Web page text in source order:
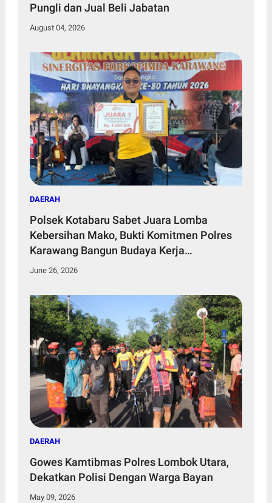
Pungli dan Jual Beli Jabatan
August 04, 2026
DAERAH
Polsek Kotabaru Sabet Juara Lomba
Kebersihan Mako, Bukti Komitmen Polres
Karawang Bangun Budaya Kerja
Profesional
June 26, 2026
DAERAH
Gowes Kamtibmas Polres Lombok Utara,
Dekatkan Polisi Dengan Warga Bayan
May 09, 2026